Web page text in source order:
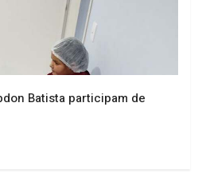
Batista participam de